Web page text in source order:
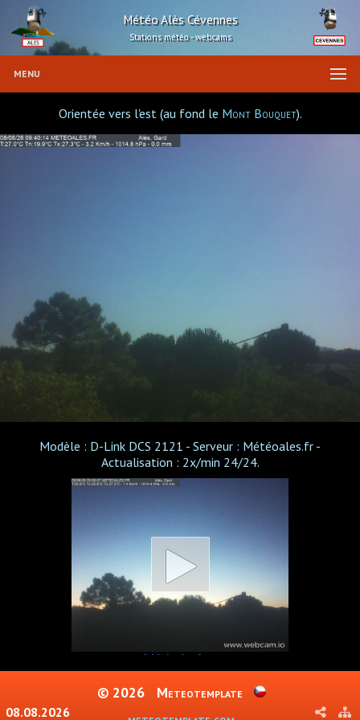
Météo Alès Cévennes
Stations météo - webcams
MENU
Orientée vers l'est (au fond le Mont Bouquet).
Modèle : D-Link DCS 2121 - Serveur : Météoales.fr -
Actualisation : 2x/min 24/24.
08.08.2026
© 2026
Meteotemplate